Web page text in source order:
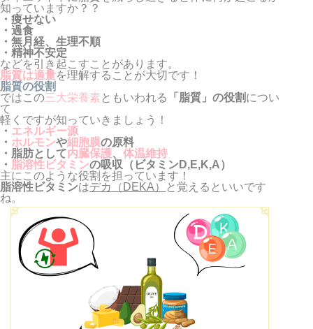
知っていますか？？
・痩せない
・過食
・無月経、生理不順
・精神不安定
などを引き起こすことがあります。
脂質は適量を理解することが大切です！
脂質の役割
ではこの三大栄養素 ともいわれる 「脂質」の役割につい
て
軽くですが知っていきましょう！
・ エネルギー源
・ ホルモンや細胞膜の原料
・脂肪として内臓保護、 体温維持
・ 脂溶性ビタミンの吸収（ビタミンD,E,K,A）
主にこのような役割を担っています！
脂溶性ビタミンはデカ（DEKA）
と覚えるといいです
ね。